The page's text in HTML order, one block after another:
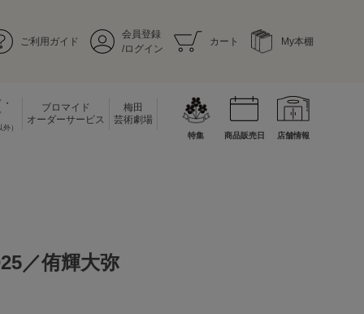
ご利用ガイド
会員登録
/ログイン
カート My本棚
）
ブロマイド
オーダーサービス
梅田
芸術劇場
特集 商品販売日 店舗情報
／侑輝大弥